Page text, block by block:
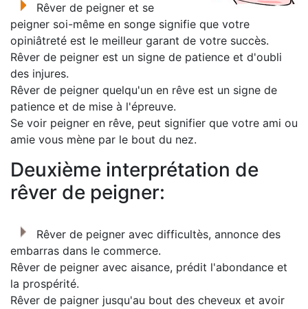
Rêver de peigner et se
peigner soi-même en songe signifie que votre
opiniâtreté est le meilleur garant de votre succès.
Rêver de peigner est un signe de patience et d'oubli
des injures.
Rêver de peigner quelqu'un en rêve est un signe de
patience et de mise à l'épreuve.
Se voir peigner en rêve, peut signifier que votre ami ou
amie vous mène par le bout du nez.
Deuxième interprétation de
rêver de peigner:
Rêver de peigner avec difficultès, annonce des
embarras dans le commerce.
Rêver de peigner avec aisance, prédit l'abondance et
la prospérité.
Rêver de paigner jusqu'au bout des cheveux et avoir